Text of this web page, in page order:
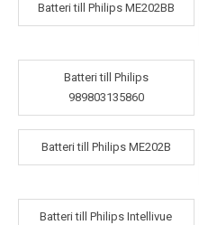
Batteri till Philips ME202BB
Batteri till Philips
989803135860
Batteri till Philips ME202B
Batteri till Philips Intellivue